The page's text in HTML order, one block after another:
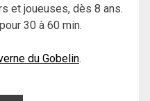
et joueuses, dès 8 ans.
30 à 60 min.
du Gobelin.